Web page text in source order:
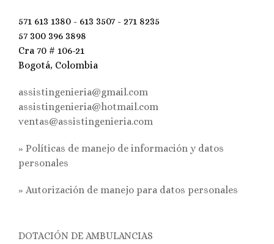
571 613 1380 - 613 3507 - 271 8235
57 300 396 3898
Cra 70 # 106-21
Bogotá, Colombia
assistingenieria@gmail.com
assistingenieria@hotmail.com
ventas@assistingenieria.com
» Políticas de manejo de información y datos
personales
» Autorización de manejo para datos personales
DOTACIÓN DE AMBULANCIAS